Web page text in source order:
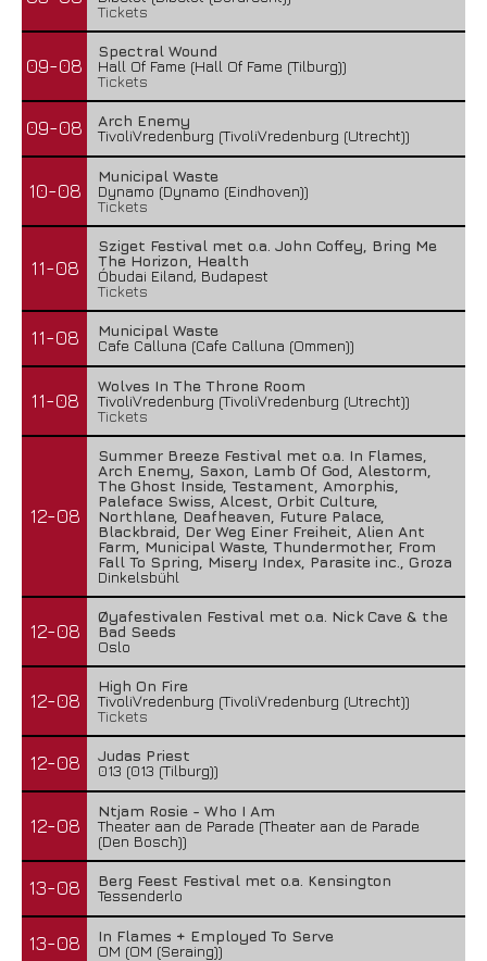
Tickets
09-08
Spectral Wound
Hall Of Fame (Hall Of Fame (Tilburg))
Tickets
09-08
Arch Enemy
TivoliVredenburg (TivoliVredenburg (Utrecht))
10-08
Municipal Waste
Dynamo (Dynamo (Eindhoven))
Tickets
11-08
Sziget Festival met o.a. John Coffey, Bring Me
The Horizon, Health
Óbudai Eiland, Budapest
Tickets
11-08
Municipal Waste
Cafe Calluna (Cafe Calluna (Ommen))
11-08
Wolves In The Throne Room
TivoliVredenburg (TivoliVredenburg (Utrecht))
Tickets
12-08
Summer Breeze Festival met o.a. In Flames,
Arch Enemy, Saxon, Lamb Of God, Alestorm,
The Ghost Inside, Testament, Amorphis,
Paleface Swiss, Alcest, Orbit Culture,
Northlane, Deafheaven, Future Palace,
Blackbraid, Der Weg Einer Freiheit, Alien Ant
Farm, Municipal Waste, Thundermother, From
Fall To Spring, Misery Index, Parasite inc., Groza
Dinkelsbühl
12-08
Øyafestivalen Festival met o.a. Nick Cave & the
Bad Seeds
Oslo
12-08
High On Fire
TivoliVredenburg (TivoliVredenburg (Utrecht))
Tickets
12-08
Judas Priest
013 (013 (Tilburg))
12-08
Ntjam Rosie - Who I Am
Theater aan de Parade (Theater aan de Parade
(Den Bosch))
13-08
Berg Feest Festival met o.a. Kensington
Tessenderlo
13-08
In Flames + Employed To Serve
OM (OM (Seraing))